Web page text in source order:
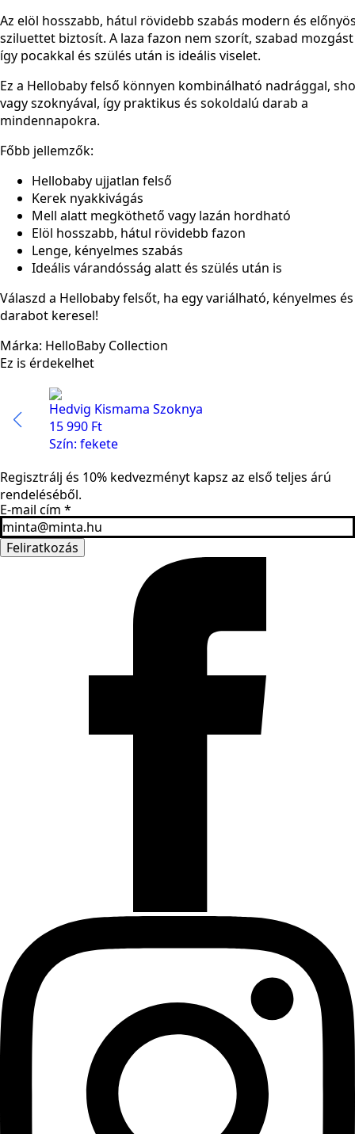
Az elöl hosszabb, hátul rövidebb szabás modern és
sziluettet biztosít. A laza fazon nem szorít, szabad
így pocakkal és szülés után is ideális viselet.
Ez a Hellobaby felső könnyen kombinálható nadrággal,
vagy szoknyával, így praktikus és sokoldalú darab a
mindennapokra.
Főbb jellemzők:
Hellobaby ujjatlan felső
Kerek nyakkivágás
Mell alatt megköthető vagy lazán hordható
Elöl hosszabb, hátul rövidebb fazon
Lenge, kényelmes szabás
Ideális várandósság alatt és szülés után is
Válaszd a Hellobaby felsőt, ha egy variálható, kényelmes
darabot keresel!
Márka: HelloBaby Collection
Ez is érdekelhet
Hedvig Kismama Szoknya
15 990 Ft
Szín: fekete
Regisztrálj és 10% kedvezményt kapsz az első teljes árú
rendeléséből.
E-mail cím *
Feliratkozás